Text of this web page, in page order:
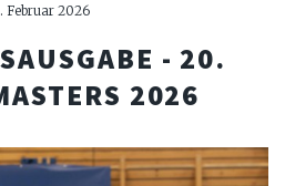
Februar 2026
- 20.
2026